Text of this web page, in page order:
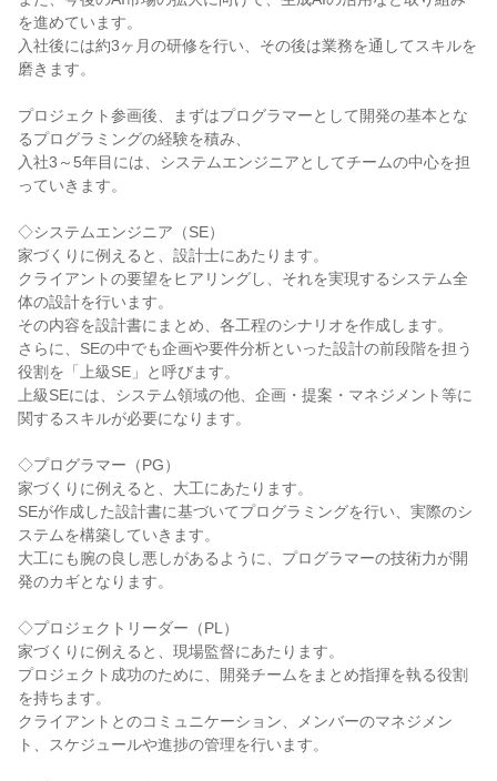
を進めています。
入社後には約3ヶ月の研修を行い、その後は業務を通してスキルを
磨きます。
プロジェクト参画後、まずはプログラマーとして開発の基本とな
るプログラミングの経験を積み、
入社3～5年目には、システムエンジニアとしてチームの中心を担
っていきます。
◇システムエンジニア（SE）
家づくりに例えると、設計士にあたります。
クライアントの要望をヒアリングし、それを実現するシステム全
体の設計を行います。
その内容を設計書にまとめ、各工程のシナリオを作成します。
さらに、SEの中でも企画や要件分析といった設計の前段階を担う
役割を「上級SE」と呼びます。
上級SEには、システム領域の他、企画・提案・マネジメント等に
関するスキルが必要になります。
◇プログラマー（PG）
家づくりに例えると、大工にあたります。
SEが作成した設計書に基づいてプログラミングを行い、実際のシ
ステムを構築していきます。
大工にも腕の良し悪しがあるように、プログラマーの技術力が開
発のカギとなります。
◇プロジェクトリーダー（PL）
家づくりに例えると、現場監督にあたります。
プロジェクト成功のために、開発チームをまとめ指揮を執る役割
を持ちます。
クライアントとのコミュニケーション、メンバーのマネジメン
ト、スケジュールや進捗の管理を行います。